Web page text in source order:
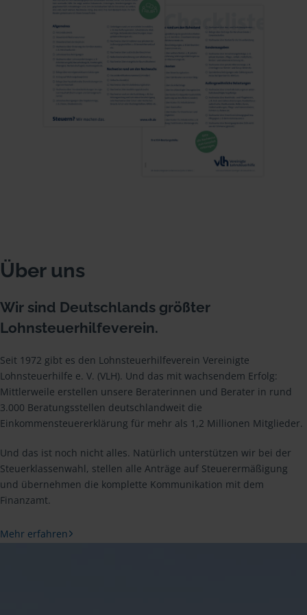
Über uns
Wir sind Deutschlands größter
Lohnsteuerhilfeverein.
Seit 1972 gibt es den Lohnsteuerhilfeverein Vereinigte
Lohnsteuerhilfe e. V. (VLH). Und das mit wachsendem Erfolg:
Mittlerweile erstellen unsere Beraterinnen und Berater in rund
3.000 Beratungsstellen deutschlandweit die
Einkommensteuererklärung für mehr als 1,2 Millionen Mitglieder.
Und das ist noch nicht alles. Natürlich unterstützen wir bei der
Steuerklassenwahl, stellen alle Anträge auf Steuerermäßigung
und übernehmen die komplette Kommunikation mit dem
Finanzamt.
Mehr erfahren